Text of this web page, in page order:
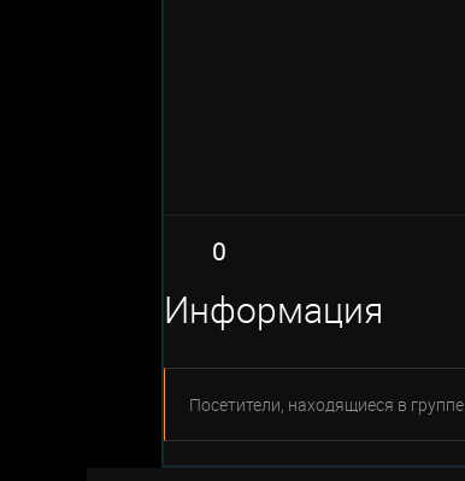
0
Информация
Посетители, находящиеся в группе